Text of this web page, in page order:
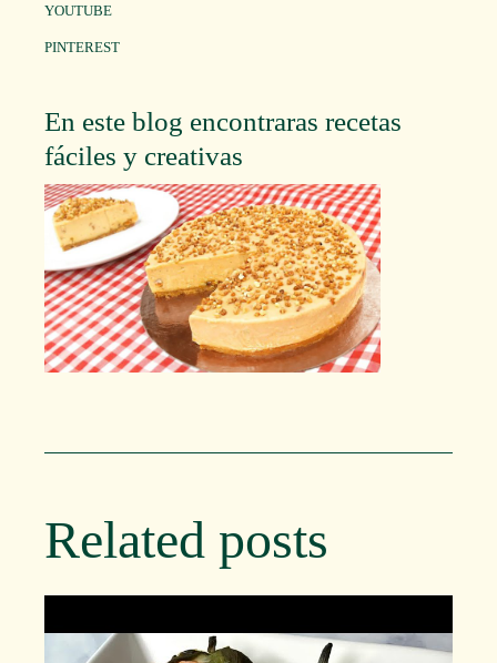
YOUTUBE
PINTEREST
En este blog encontraras recetas
fáciles y creativas
Related posts